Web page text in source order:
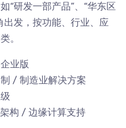
“研发一部产品”、“华东区
出发，按功能、行业、应
。
业版
/ 制造业解决方案
构 / 边缘计算支持